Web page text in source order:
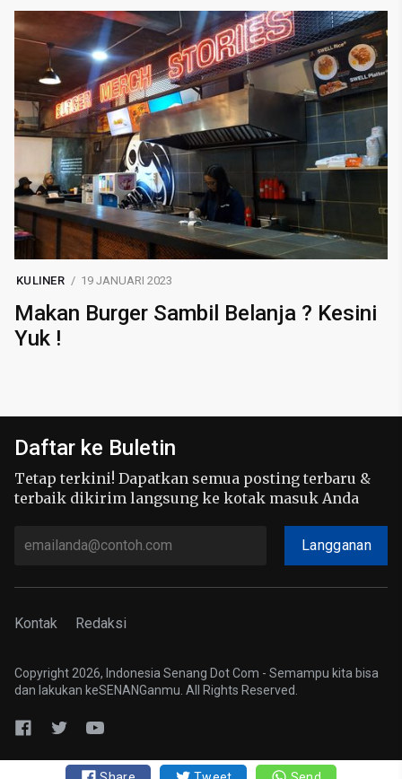
KULINER 19 JANUARI 2023
Makan Burger Sambil Belanja ? Kesini
Yuk !
Daftar ke Buletin
Tetap terkini! Dapatkan semua posting terbaru &
terbaik dikirim langsung ke kotak masuk Anda
Langganan
Kontak Redaksi
Copyright 2026, Indonesia Senang Dot Com - Semampu kita bisa
dan lakukan keSENANGanmu. All Rights Reserved.